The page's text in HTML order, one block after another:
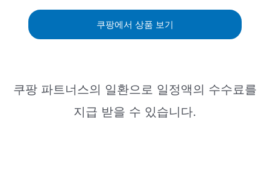
쿠팡에서 상품 보기
쿠팡 파트너스의 일환으로 일정액의 수수료를
지급 받을 수 있습니다.